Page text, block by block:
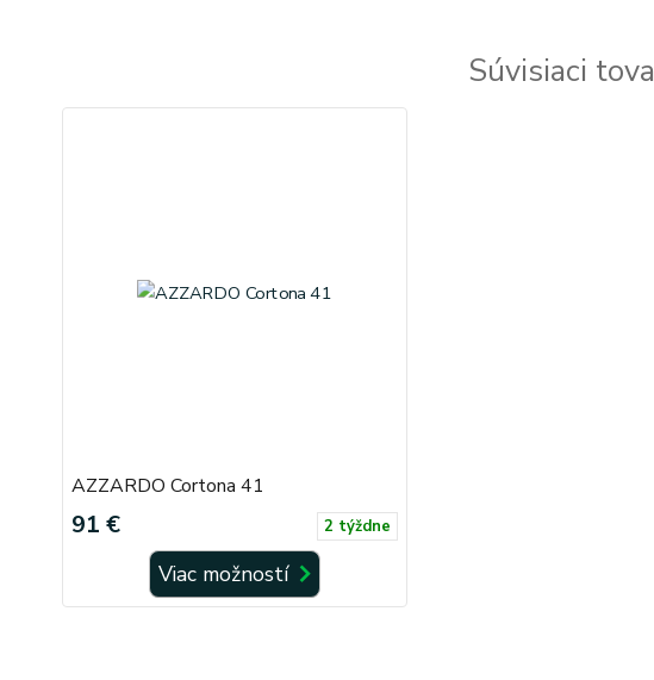
Súvisiaci
AZZARDO Cortona 41
91 € 2 týždne
Viac možností